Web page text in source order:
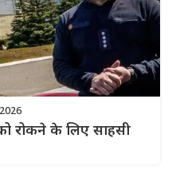
रोकने के लिए साहसी